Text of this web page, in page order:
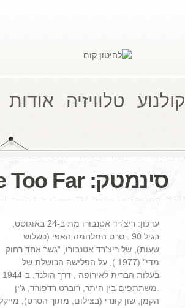
קולנוע טלוויזיה אודות
סינמטק: A Bridge Too Far
עדכון: ריצ'רד אטנבורו מת ב-24 באוגוסט,
בגיל 90 . סרט המלחמה האפי (כשלוש
שעות), של ריצ'רד אטנבורו, "גשר אחד רחוק
מדי" (1977 ), על הפלישה הכושלת של
בעלות הברית לאירופה , דרך הולנד, ב-1944
.משתתפים בין היתר, רוברט רדפורד, ג'ין
הקמן, שון קונרי (בצילום, מתוך הסרט),